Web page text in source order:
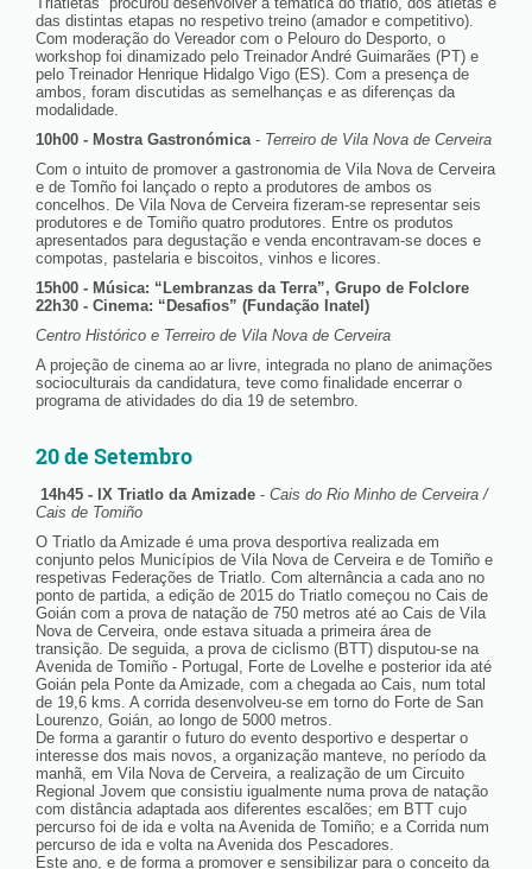
das distintas etapas no respetivo treino (amador e competitivo).
Com moderação do Vereador com o Pelouro do Desporto, o
workshop foi dinamizado pelo Treinador André Guimarães (PT) e
pelo Treinador Henrique Hidalgo Vigo (ES). Com a presença de
ambos, foram discutidas as semelhanças e as diferenças da
modalidade.
10h00 - Mostra Gastronómica- Terreiro de Vila Nova de Cerveira
Com o intuito de promover a gastronomia de Vila Nova de Cerveira
e de Tomño foi lançado o repto a produtores de ambos os
concelhos. De Vila Nova de Cerveira fizeram-se representar seis
produtores e de Tomiño quatro produtores. Entre os produtos
apresentados para degustação e venda encontravam-se doces e
compotas, pastelaria e biscoitos, vinhos e licores.
15h00 - Música: “Lembranzas da Terra”, Grupo de Folclore
22h30 - Cinema: “Desafios” (Fundação Inatel)
Centro Histórico e Terreiro de Vila Nova de Cerveira
A projeção de cinema ao ar livre, integrada no plano de animações
socioculturais da candidatura, teve como finalidade encerrar o
programa de atividades do dia 19 de setembro.
20 de Setembro
14h45 - IX Triatlo da Amizade - Cais do Rio Minho de Cerveira /
Cais de Tomiño
O Triatlo da Amizade é uma prova desportiva realizada em
conjunto pelos Municípios de Vila Nova de Cerveira e de Tomiño e
respetivas Federações de Triatlo. Com alternância a cada ano no
ponto de partida, a edição de 2015 do Triatlo começou no Cais de
Goián com a prova de natação de 750 metros até ao Cais de Vila
Nova de Cerveira, onde estava situada a primeira área de
transição. De seguida, a prova de ciclismo (BTT) disputou-se na
Avenida de Tomiño - Portugal, Forte de Lovelhe e posterior ida até
Goián pela Ponte da Amizade, com a chegada ao Cais, num total
de 19,6 kms. A corrida desenvolveu-se em torno do Forte de San
Lourenzo, Goián, ao longo de 5000 metros.
De forma a garantir o futuro do evento desportivo e despertar o
interesse dos mais novos, a organização manteve, no período da
manhã, em Vila Nova de Cerveira, a realização de um Circuito
Regional Jovem que consistiu igualmente numa prova de natação
com distância adaptada aos diferentes escalões; em BTT cujo
percurso foi de ida e volta na Avenida de Tomiño; e a Corrida num
percurso de ida e volta na Avenida dos Pescadores.
Este ano, e de forma a promover e sensibilizar para o conceito da